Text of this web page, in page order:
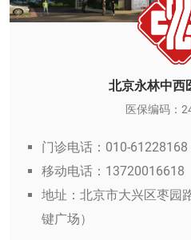
北京永林中西
医保编码：
门诊电话：010-61228168
移动电话：13720016618
地址：北京市大兴区枣园
键广场）